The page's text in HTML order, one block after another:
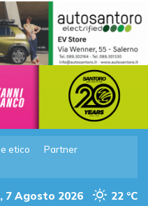
etico
Partner
7 Agosto 2026 22 °C